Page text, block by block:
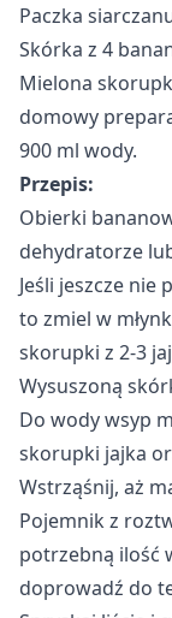
Paczka
Skórka z 4
Mielona
domowy
900 ml wody.
Przepis:
Obierki
dehydratorze
Jeśli jeszcze nie
to zmiel w
skorupki z 2-3
Wysuszoną
Do wody wsyp
skorupki jajka
Wstrząśnij, aż
Pojemnik z
potrzebną ilość
doprowadź do